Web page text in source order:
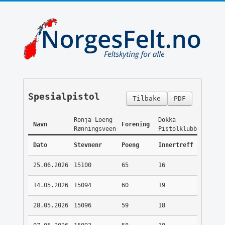
PDF
Tilbake
Spesialpistol
Navn
Ronja Loeng
Rønningsveen
Forening
Dokka
Pistolklubb
Dato Stevnenr Poeng Innertreff
25.06.2026 15100 65 16
14.05.2026 15094 60 19
28.05.2026 15096 59 18